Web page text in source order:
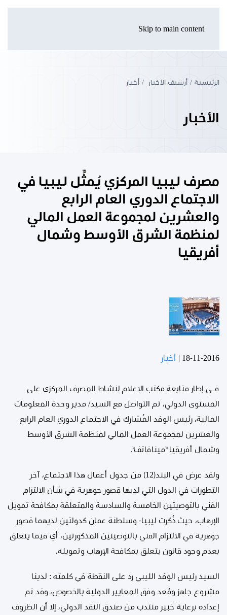
Skip to main content
الرئيسية أرشيف الأخبار أخبار
الأخبار
مصرف ليبيا المركزي يُمثِّل ليبيا في
الاجتماع الدوري العام الرابع
والعشرين لمجموعة العمل المالي
لمنظمة الشرق الأوسط وشمال
أفريقيا
18-11-2016 أخبار
فــي إطار متابعة مكتب الإعلام لنشاط المصرف المركزي على
المستوى الدولي، تم التواصل مع السيد/ مدير وحدة المعلومات
المالية، رئيس الوفد المُشارك في الاجتماع الدوري العام الرابع
والعشرين لمجموعة العمل المالي لمنظمة الشرق الأوسط
وشمال أفريقيا “مينافاتف”.
ولقد عرض في البند(12) من جدول أعمال هذا الاجتماع، آخر
التطورات في الدول التي لديها قصور جوهرية في شأن الالتزام
الفني بالتوصيتين الخامسة والسادسة والمتعلقة بمكافحة تمويل
الإرهاب، حيث ذُكرت ليبيا- وسلطنة عمان كدولتين لديهما قصور
جوهرية في الالتزام الفني بالتوصيتين المذكورتين، أي فيما يتعلق
بعدم وجود قانون يتعلق بمكافحة الإرهاب وتمويله.
السيد رئيس الوفد الليبي رد على النقطة في كلمته : لدينا
مشروع جاهز ومُعد وفق المعايير الدولية بالخصوص، وقد تم
إعداده برعاية خبير منتدب من صندق النقد الدولي، إلا أن الظروف